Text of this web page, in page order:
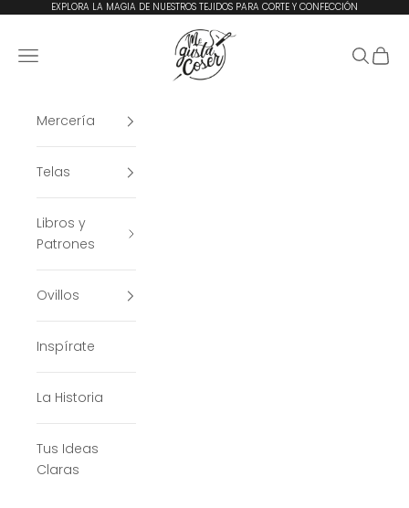
Ir al contenidoEXPLORA LA MAGIA DE NUESTROS TEJIDOS PARA CORTE Y CONFECCIÓN
Me Gusta Coser
Menú
Buscar
Cesta
Mercería
Telas
Libros y
Patrones
Ovillos
Inspírate
La Historia
Tus Ideas
Claras